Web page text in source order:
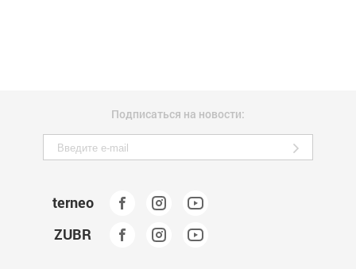
Подписаться на новости:
terneo
ZUBR